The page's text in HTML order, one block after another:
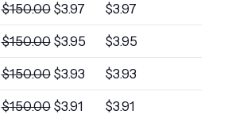
$150.00 $3.97 $3.97
$150.00 $3.95 $3.95
$150.00 $3.93 $3.93
$150.00 $3.91 $3.91